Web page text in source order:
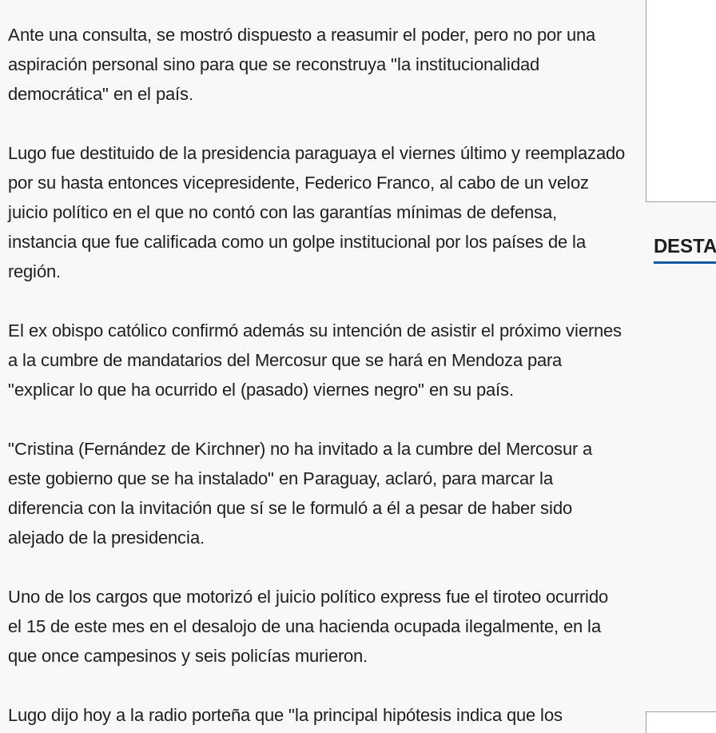
Ante una consulta, se mostró dispuesto a reasumir el poder, pero no por una
aspiración personal sino para que se reconstruya "la institucionalidad
democrática" en el país.
Lugo fue destituido de la presidencia paraguaya el viernes último y reemplazado
por su hasta entonces vicepresidente, Federico Franco, al cabo de un veloz
juicio político en el que no contó con las garantías mínimas de defensa,
instancia que fue calificada como un golpe institucional por los países de la
región.
El ex obispo católico confirmó además su intención de asistir el próximo viernes
a la cumbre de mandatarios del Mercosur que se hará en Mendoza para
"explicar lo que ha ocurrido el (pasado) viernes negro" en su país.
"Cristina (Fernández de Kirchner) no ha invitado a la cumbre del Mercosur a
este gobierno que se ha instalado" en Paraguay, aclaró, para marcar la
diferencia con la invitación que sí se le formuló a él a pesar de haber sido
alejado de la presidencia.
Uno de los cargos que motorizó el juicio político express fue el tiroteo ocurrido
el 15 de este mes en el desalojo de una hacienda ocupada ilegalmente, en la
que once campesinos y seis policías murieron.
Lugo dijo hoy a la radio porteña que "la principal hipótesis indica que los